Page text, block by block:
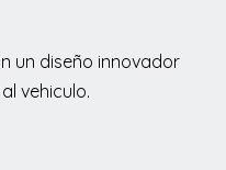
un diseño innovador
vehiculo.